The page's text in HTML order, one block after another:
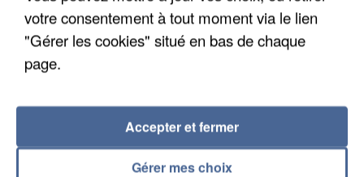
L’UN DES FONDATEURS SUPPOSÉS DE LA DZ
MAFIA INTERPELLÉ EN ALGÉRIE
votre consentement à tout moment via le lien
"Gérer les cookies" situé en bas de chaque
page.
Gérer mes choix
Accepter et fermer